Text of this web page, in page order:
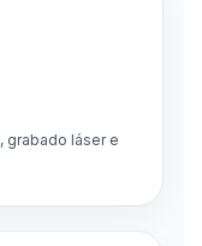
grabado láser e